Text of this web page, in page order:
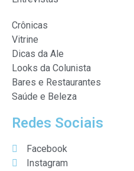
Crônicas
Vitrine
Dicas da Ale
Looks da Colunista
Bares e Restaurantes
Saúde e Beleza
Redes Sociais
Facebook
Instagram